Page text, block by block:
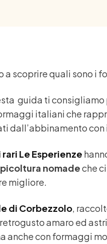
a scoprire quali sono i
guida ti
italiani che
dall’abbinamento con
rari Le Esperienze
nomadeche
migliore.
di Corbezzolo,
amaro ed
anche con formaggi